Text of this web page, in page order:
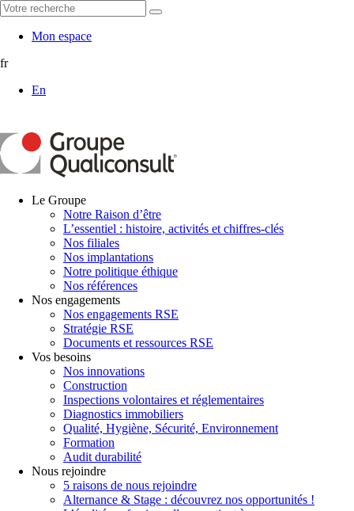
Mon espace
fr
En
Le Groupe
Notre Raison d’être
L’essentiel : histoire, activités et chiffres-clés
Nos filiales
Nos implantations
Notre politique éthique
Nos références
Nos engagements
Nos engagements RSE
Stratégie RSE
Documents et ressources RSE
Vos besoins
Nos innovations
Construction
Inspections volontaires et réglementaires
Diagnostics immobiliers
Qualité, Hygiène, Sécurité, Environnement
Formation
Audit durabilité
Nous rejoindre
5 raisons de nous rejoindre
Alternance & Stage : découvrez nos opportunités !